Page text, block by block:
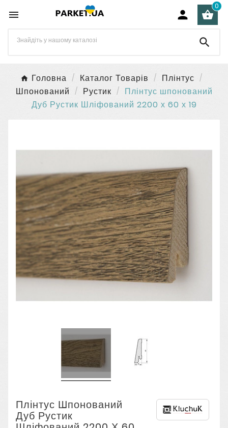
  
0

Головна Каталог Товарів
Плінтус
Шпонований
Рустик
Плінтус шпонований
Дуб Рустик Шліфований 2200 х 60 х 19
Плінтус Шпонований
Дуб Рустик